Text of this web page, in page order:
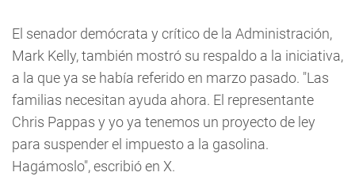
El senador demócrata y crítico de la Administración,
Mark Kelly, también mostró su respaldo a la iniciativa,
a la que ya se había referido en marzo pasado. "Las
familias necesitan ayuda ahora. El representante
Chris Pappas y yo ya tenemos un proyecto de ley
para suspender el impuesto a la gasolina.
Hagámoslo", escribió en X.